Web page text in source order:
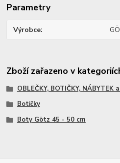
Parametry
Výrobce
Zboží zařazeno v
OBLEČKY, BOTIČKY, NÁBYTEK
Botičky
Boty Götz 45 - 50 cm